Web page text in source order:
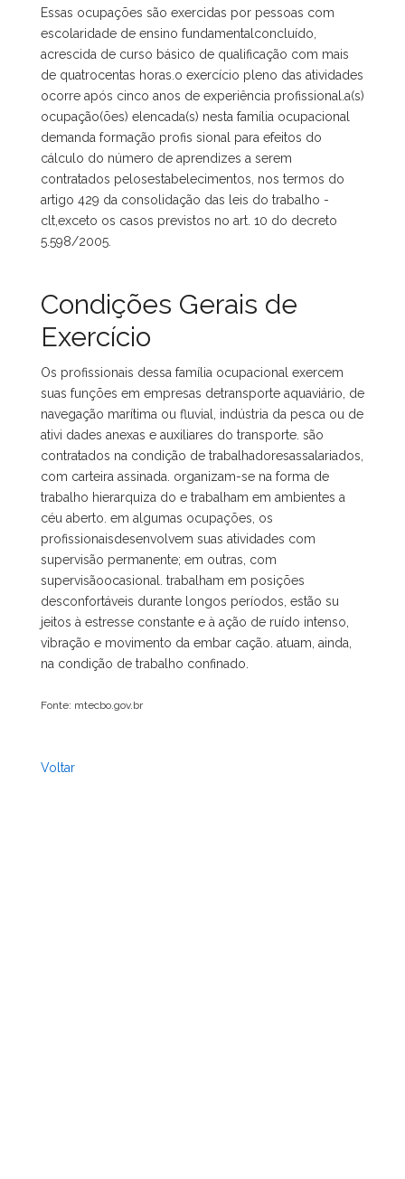
Essas ocupações são exercidas por pessoas com
escolaridade de ensino fundamentalconcluído,
acrescida de curso básico de qualificação com mais
de quatrocentas horas.o exercício pleno das atividades
ocorre após cinco anos de experiência profissional.a(s)
ocupação(ões) elencada(s) nesta família ocupacional
demanda formação profis sional para efeitos do
cálculo do número de aprendizes a serem
contratados pelosestabelecimentos, nos termos do
artigo 429 da consolidação das leis do trabalho -
clt,exceto os casos previstos no art. 10 do decreto
5.598/2005.
Condições Gerais de
Exercício
Os profissionais dessa família ocupacional exercem
suas funções em empresas detransporte aquaviário, de
navegação marítima ou fluvial, indústria da pesca ou de
ativi dades anexas e auxiliares do transporte. são
contratados na condição de trabalhadoresassalariados,
com carteira assinada. organizam-se na forma de
trabalho hierarquiza do e trabalham em ambientes a
céu aberto. em algumas ocupações, os
profissionaisdesenvolvem suas atividades com
supervisão permanente; em outras, com
supervisãoocasional. trabalham em posições
desconfortáveis durante longos períodos, estão su
jeitos à estresse constante e à ação de ruído intenso,
vibração e movimento da embar cação. atuam, ainda,
na condição de trabalho confinado.
Fonte: mtecbo.gov.br
Voltar